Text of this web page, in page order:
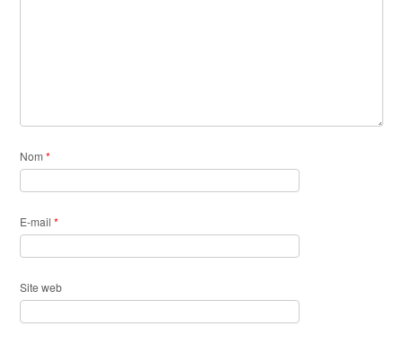
Nom *
E-mail *
Site web